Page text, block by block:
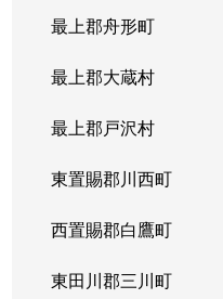
最上郡舟形町
最上郡大蔵村
最上郡戸沢村
東置賜郡川西町
西置賜郡白鷹町
東田川郡三川町